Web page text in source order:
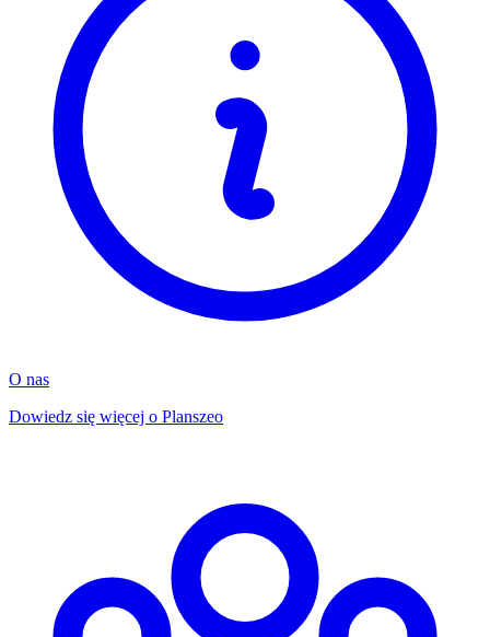
O nas
Dowiedz się więcej o Planszeo